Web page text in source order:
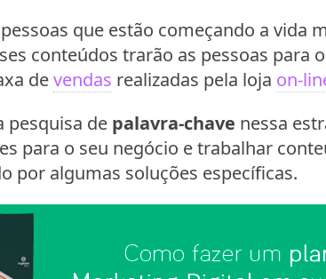
que estão começando a vida
conteúdos trarão as pessoas para o
devendas realizadas pela loja on-
pesquisa de palavra-chave nessa
para o seu negócio e trabalhar
por algumas soluções específicas.